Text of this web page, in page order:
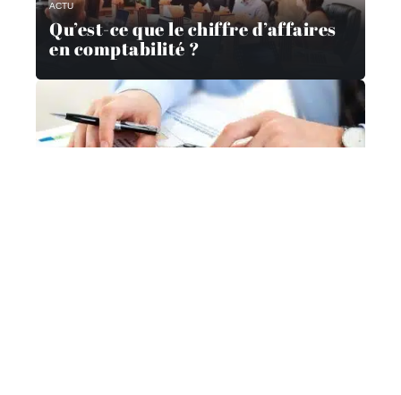
ACTU
Qu’est-ce que le chiffre d’affaires
en comptabilité ?